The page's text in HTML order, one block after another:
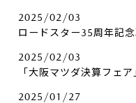
2025/02/03
ロードスター35周年記
2025/02/03
「大阪マツダ決算フェア
2025/01/27